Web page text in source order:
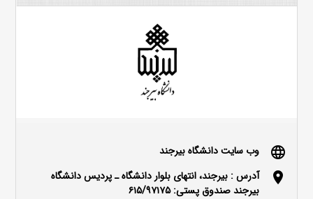
language وب سایت دانشگاه بیرجند
location_on
آدرس : بیرجند، انتهای بلوار دانشگاه ـ پردیس دانشگاه
بیرجند صندوق پستی: ۶۱۵/۹۷۱۷۵